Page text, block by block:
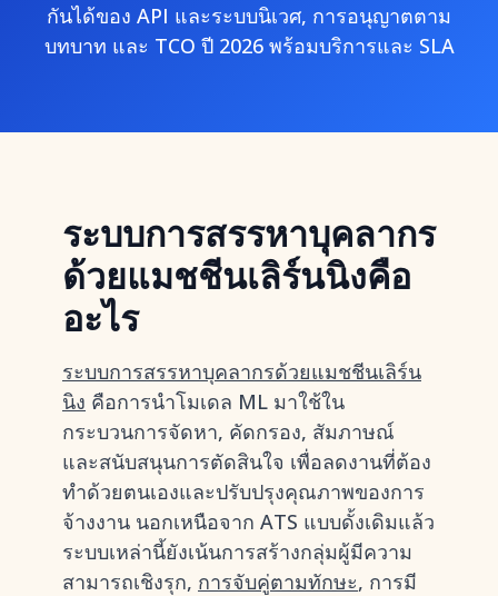
กันได้ของ API และระบบนิเวศ, การอนุญาตตาม
บทบาท และ TCO ปี 2026 พร้อมบริการและ SLA
ระบบการสรรหาบุคลากร
ด้วยแมชชีนเลิร์นนิงคือ
อะไร
ระบบการสรรหาบุคลากรด้วยแมชชีนเลิร์น
นิง คือการนำโมเดล ML มาใช้ใน
กระบวนการจัดหา, คัดกรอง, สัมภาษณ์
และสนับสนุนการตัดสินใจ เพื่อลดงานที่ต้อง
ทำด้วยตนเองและปรับปรุงคุณภาพของการ
จ้างงาน นอกเหนือจาก ATS แบบดั้งเดิมแล้ว
ระบบเหล่านี้ยังเน้นการสร้างกลุ่มผู้มีความ
สามารถเชิงรุก, การจับคู่ตามทักษะ, การมี